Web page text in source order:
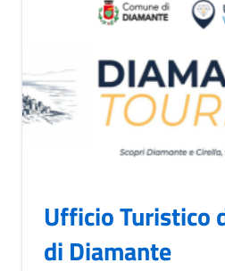
Ufficio Turistico
di Diamante